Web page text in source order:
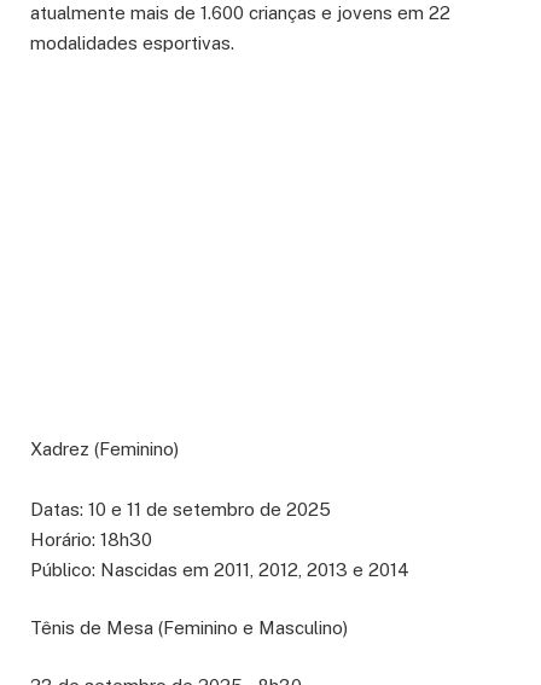
atualmente mais de 1.600 crianças e jovens em 22
modalidades esportivas.
Xadrez (Feminino)
Datas: 10 e 11 de setembro de 2025
Horário: 18h30
Público: Nascidas em 2011, 2012, 2013 e 2014
Tênis de Mesa (Feminino e Masculino)